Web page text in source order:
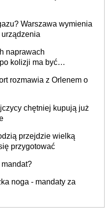
Warszawa wymienia
naprawach
kolizji ma być
rozmawia z Orlenem o
chętniej kupują już
przejdzie wielką
przygotować
noga - mandaty za